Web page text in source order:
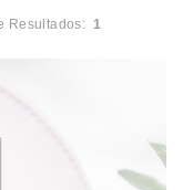
Resultados: 1